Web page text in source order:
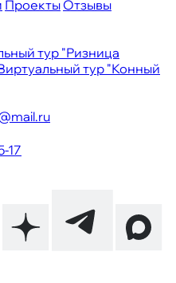
ПроектыОтзывы
тур "Ризница
тур "Конный
17